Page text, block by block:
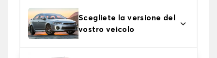
Scegliete la versione del
vostro veicolo